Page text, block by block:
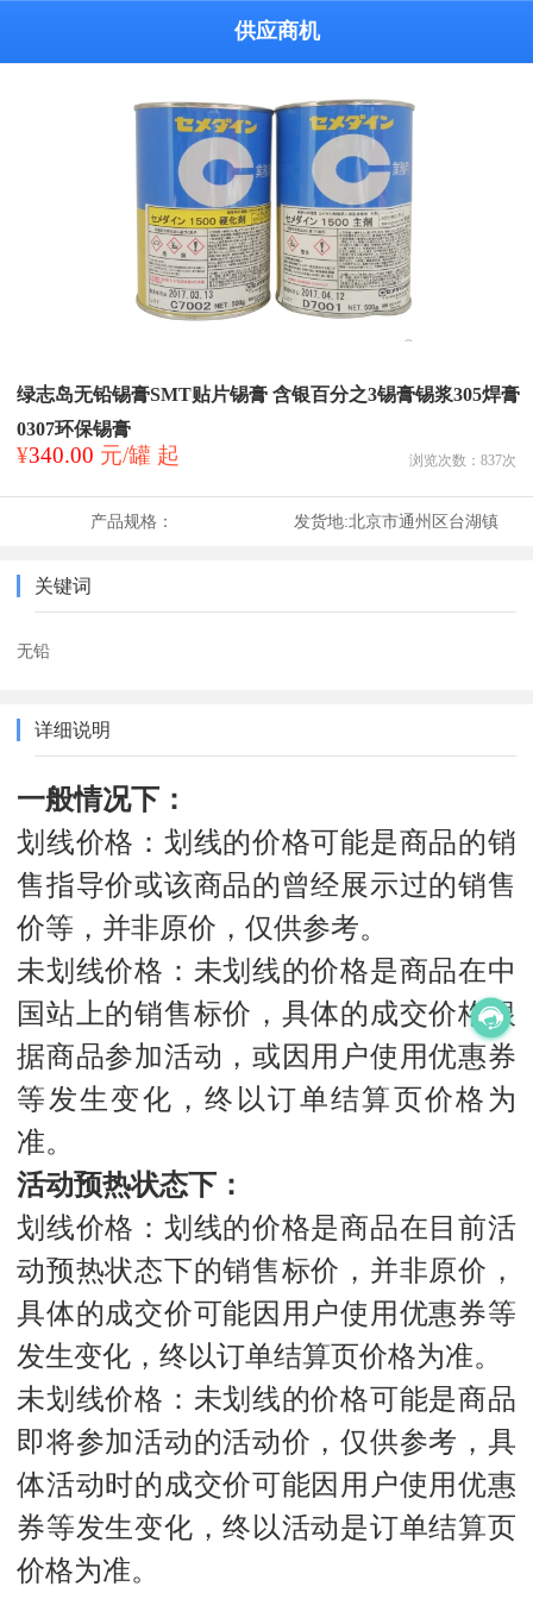
供应商机
绿志岛无铅锡膏SMT贴片锡膏 含银百分之3锡膏锡浆305焊膏
0307环保锡膏
¥340.00 元/罐 起 浏览次数： 837次
产品规格： 发货地:北京市通州区台湖镇
关键词
无铅
详细说明
一般情况下：
划线价格：划线的价格可能是商品的销
售指导价或该商品的曾经展示过的销售
价等，并非原价，仅供参考。
未划线价格：未划线的价格是商品在中
国站上的销售标价，具体的成交价格根
据商品参加活动，或因用户使用优惠券
等发生变化，终以订单结算页价格为
准。
活动预热状态下：
划线价格：划线的价格是商品在目前活
动预热状态下的销售标价，并非原价，
具体的成交价可能因用户使用优惠券等
发生变化，终以订单结算页价格为准。
未划线价格：未划线的价格可能是商品
即将参加活动的活动价，仅供参考，具
体活动时的成交价可能因用户使用优惠
券等发生变化，终以活动是订单结算页
价格为准。